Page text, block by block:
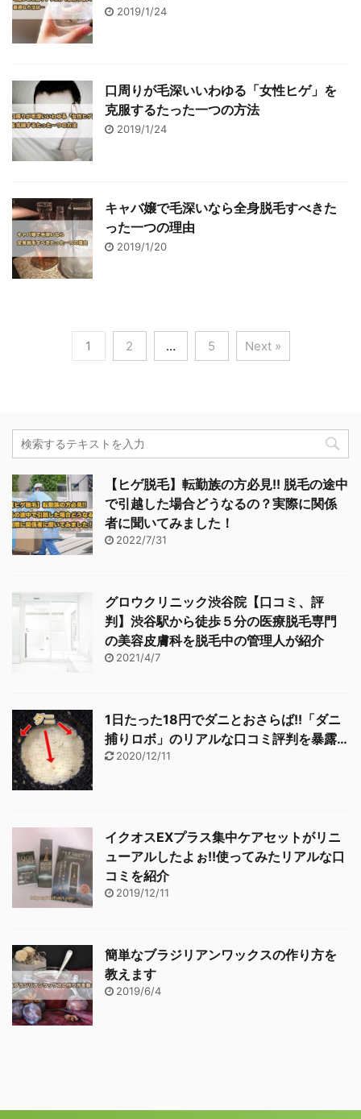
2019/1/24
口周りが毛深いいわゆる「女性ヒゲ」を
克服するたった一つの方法
2019/1/24
キャバ嬢で毛深いなら全身脱毛すべきた
った一つの理由
2019/1/20
1 2 … 5 Next »
【ヒゲ脱毛】転勤族の方必見!! 脱毛の途中
で引越した場合どうなるの？実際に関係
者に聞いてみました！
2022/7/31
グロウクリニック渋谷院【口コミ、評
判】渋谷駅から徒歩５分の医療脱毛専門
の美容皮膚科を脱毛中の管理人が紹介
2021/4/7
1日たった18円でダニとおさらば!!「ダニ
捕りロボ」のリアルな口コミ評判を暴露…
2020/12/11
イクオスEXプラス集中ケアセットがリニ
ューアルしたよぉ!!使ってみたリアルな口
コミを紹介
2019/12/11
簡単なブラジリアンワックスの作り方を
教えます
2019/6/4